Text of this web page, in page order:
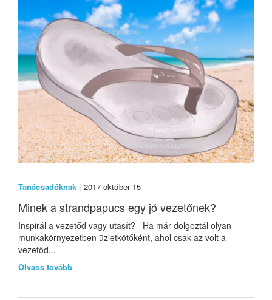
Tanácsadóknak | 2017 október 15
Minek a strandpapucs egy jó vezetőnek?
Inspirál a vezetőd vagy utasít? Ha már dolgoztál olyan
munkakörnyezetben üzletkötőként, ahol csak az volt a
vezetőd...
Olvass tovább